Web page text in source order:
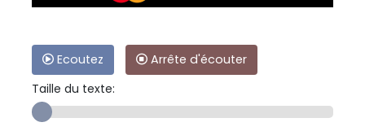
Ecoutez
Arrête d'écouter
Taille du texte: